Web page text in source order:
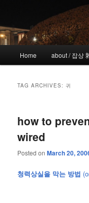
primary
content
secondary
content!wicked
the more I see the less I
Home about / 잡상
TAG ARCHIVES:귀
how to
wired
Posted onMarch 20,
청력상실을 막는 방법